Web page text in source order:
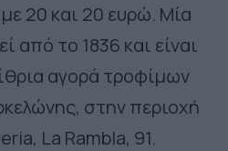
20 και 20 ευρώ. Μία
από το 1836 και είναι
αγορά τροφίμων
στην περιοχή
La Rambla, 91.